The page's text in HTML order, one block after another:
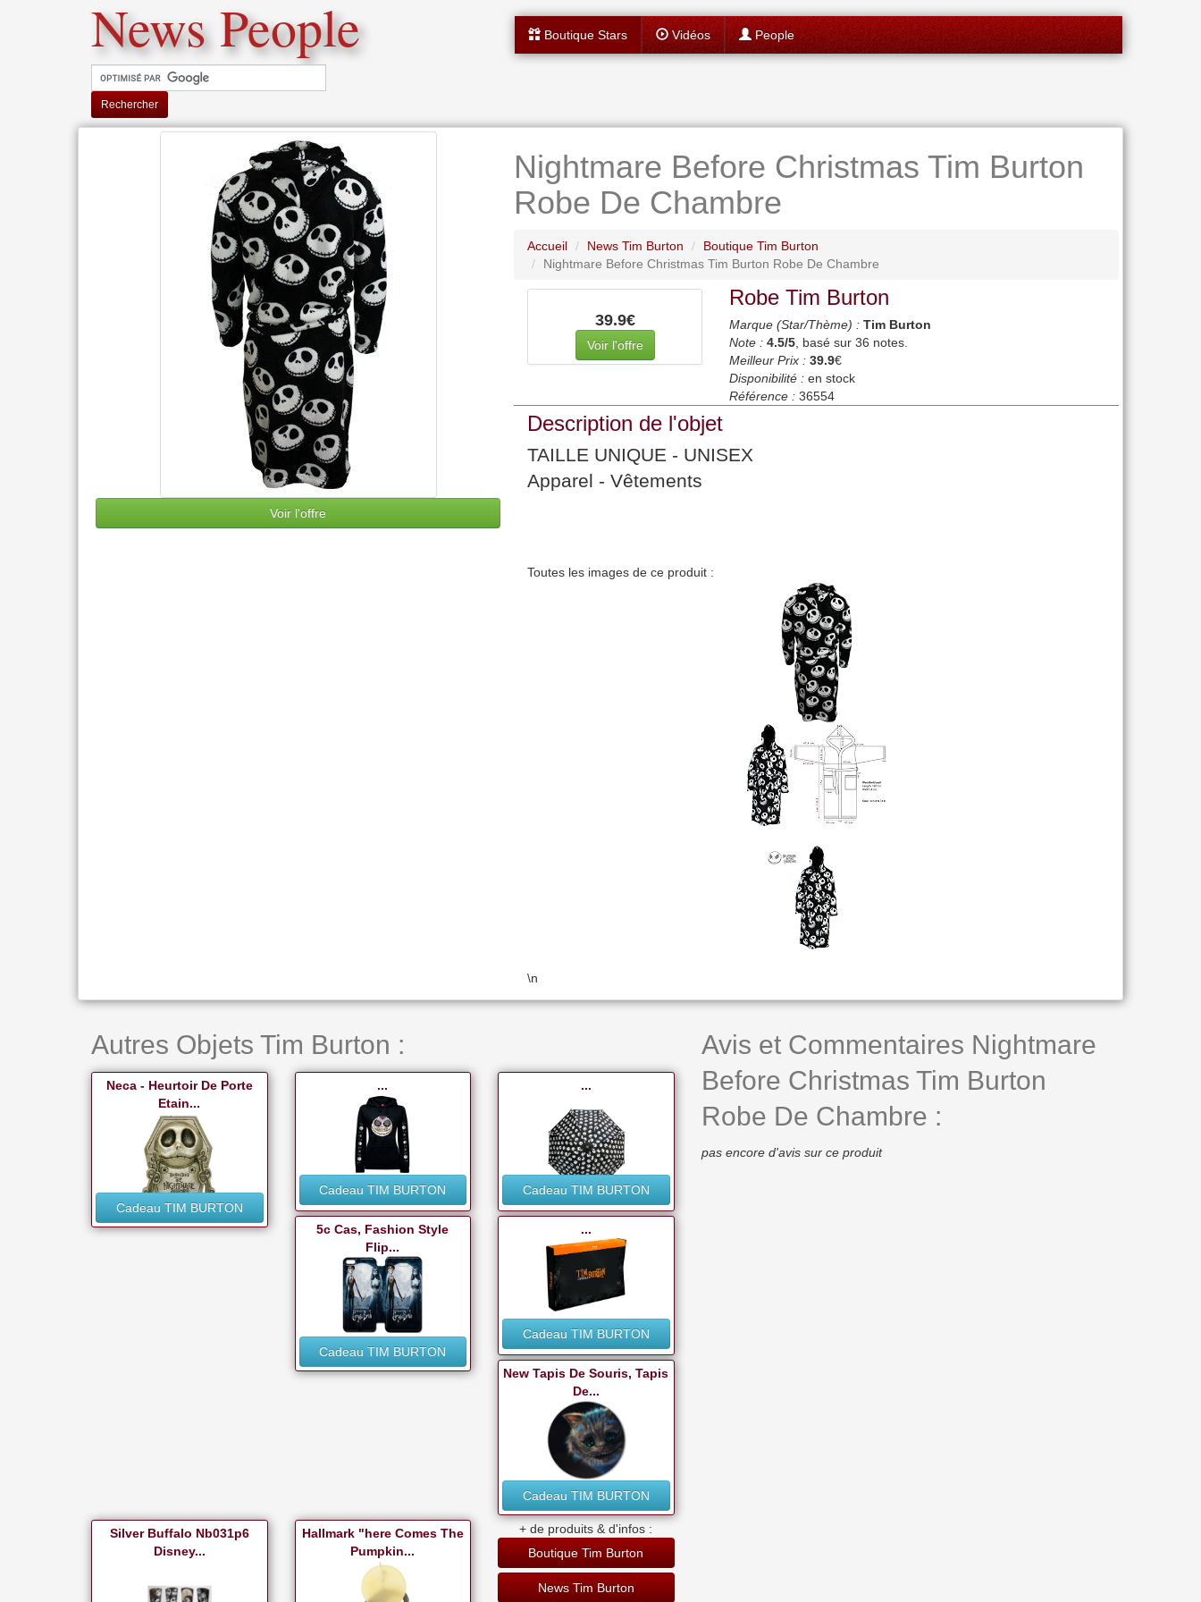
News People
Rechercher
Boutique Stars Vidéos People
Voir l'offre
Nightmare Before Christmas Tim Burton
Robe De Chambre
Accueil News Tim Burton
Boutique Tim Burton
Nightmare Before Christmas Tim Burton Robe De Chambre
39.9€
Voir l'offre
Robe Tim Burton
Marque (Star/Thème) : Tim Burton
Note : 4.5/5, basé sur 36 notes.
Meilleur Prix : 39.9€
Disponibilité : en stock
Référence : 36554
Description de l'objet
TAILLE UNIQUE - UNISEX
Apparel - Vêtements
Toutes les images de ce produit :
\n
Autres Objets Tim Burton :
Neca - Heurtoir De Porte
Etain...
Cadeau TIM BURTON
...
Cadeau TIM BURTON
...
Cadeau TIM BURTON
5c Cas, Fashion Style
Flip...
Cadeau TIM BURTON
...
Cadeau TIM BURTON
New Tapis De Souris, Tapis
De...
Cadeau TIM BURTON
Silver Buffalo Nb031p6
Disney...
Hallmark "here Comes The
Pumpkin...
+ de produits & d'infos :
Boutique Tim Burton
News Tim Burton
Avis et Commentaires Nightmare
Before Christmas Tim Burton
Robe De Chambre :
pas encore d'avis sur ce produit